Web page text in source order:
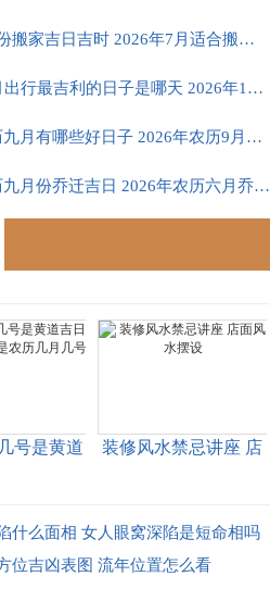
2026年7月份搬家吉日吉时 2026年7月适合搬家的黄道吉日
2026年12月出行最吉利的日子是哪天 2026年12月26日适合出行吗
2026年农历九月有哪些好日子 2026年农历9月26是好日子吗
2026年农历九月份乔迁吉日 2026年农历六月乔迁黄道吉日
号是黄道
几号
装修风水禁忌讲座 店
什么面相 女人眼窝深陷是短命相吗
位吉凶表图 流年位置怎么看